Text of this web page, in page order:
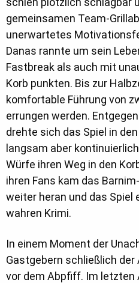
gemeinsamen Team-
unerwartetes
Danas rannte um sein
Fastbreak als auch mit
Korb punkten. Bis zur
komfortable Führung von
errungen werden.
drehte sich das Spiel in
langsam aber
Würfe ihren Weg in den
ihren Fans kam das
weiter heran und das
wahren Krimi.
In einem Moment der
Gastgebern schließlich der
vor dem Abpfiff. Im letzten